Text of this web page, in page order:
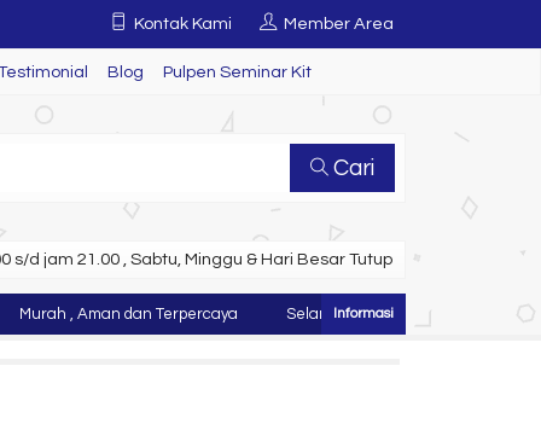
Kontak Kami Member Area
Blog Pulpen Seminar Kit
Cari
s/d jam 21.00 , Sabtu, Minggu & Hari Besar Tutup
, Aman dan Terpercaya Selamat Datang di Website Juragan Tas